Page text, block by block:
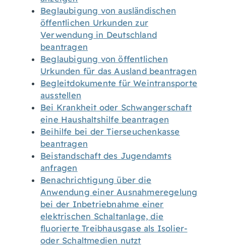
Beglaubigung von ausländischen
öffentlichen Urkunden zur
Verwendung in Deutschland
beantragen
Beglaubigung von öffentlichen
Urkunden für das Ausland beantragen
Begleitdokumente für Weintransporte
ausstellen
Bei Krankheit oder Schwangerschaft
eine Haushaltshilfe beantragen
Beihilfe bei der Tierseuchenkasse
beantragen
Beistandschaft des Jugendamts
anfragen
Benachrichtigung über die
Anwendung einer Ausnahmeregelung
bei der Inbetriebnahme einer
elektrischen Schaltanlage, die
fluorierte Treibhausgase als Isolier-
oder Schaltmedien nutzt